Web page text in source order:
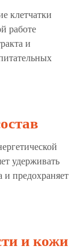
клетчатки
работе
и
удерживать
и предохраняет
и кожи